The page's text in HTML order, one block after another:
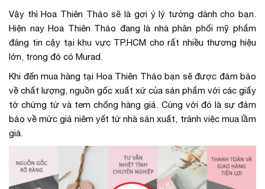
Vậy thì Hoa Thiên Thảo sẽ là gợi ý lý tưởng dành cho bạn.
Hiện nay Hoa Thiên Thảo đang là nhà phân phối mỹ phẩm
đáng tin cậy tại khu vực TP.HCM cho rất nhiều thương hiệu
lớn, trong đó có Murad.
Khi đến mua hàng tại Hoa Thiên Thảo bạn sẽ được đảm bảo
về chất lượng, nguồn gốc xuất xứ của sản phẩm với các giấy
tờ chứng từ và tem chống hàng giả. Cùng với đó là sự đảm
bảo về mức giá niêm yết từ nhà sản xuất, tránh việc mua lầm
giá.